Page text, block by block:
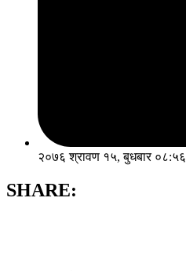
२०७६ श्रावण १५, बुधबार ०८:५६
SHARE: